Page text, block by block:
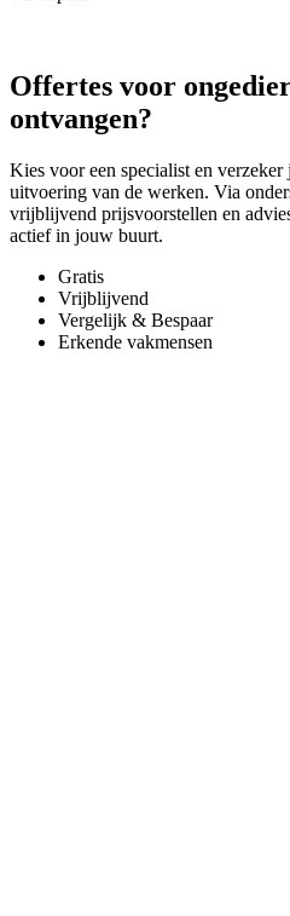
Offertes voor
ontvangen?
Kies voor een specialist en verzeker
uitvoering van de werken. Via
vrijblijvend prijsvoorstellen en
actief in jouw buurt.
Gratis
Vrijblijvend
Vergelijk & Bespaar
Erkende vakmensen